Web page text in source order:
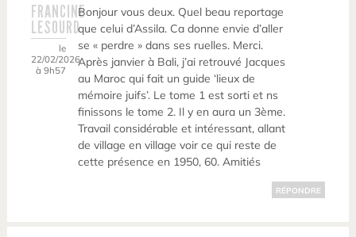
FRANCINE
LESOURD
le
22/02/2026
à 9h57
Bonjour vous deux. Quel beau reportage
que celui d’Assila. Ca donne envie d’aller
se « perdre » dans ses ruelles. Merci.
Après janvier à Bali, j’ai retrouvé Jacques
au Maroc qui fait un guide ‘lieux de
mémoire juifs’. Le tome 1 est sorti et ns
finissons le tome 2. Il y en aura un 3ème.
Travail considérable et intéressant, allant
de village en village voir ce qui reste de
cette présence en 1950, 60. Amitiés
RÉPONDRE